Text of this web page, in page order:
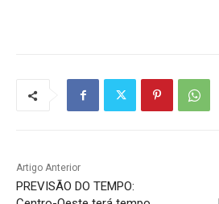
Artigo Anterior
PREVISÃO DO TEMPO: